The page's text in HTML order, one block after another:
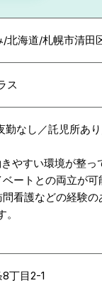
北海道/札幌市清田
ス
勤なし／託児所あ
やすい環境が整っ
ートとの両立が可
看護などの経験
丁目2-1